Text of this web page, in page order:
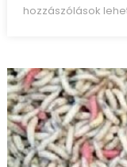
hozzászólások